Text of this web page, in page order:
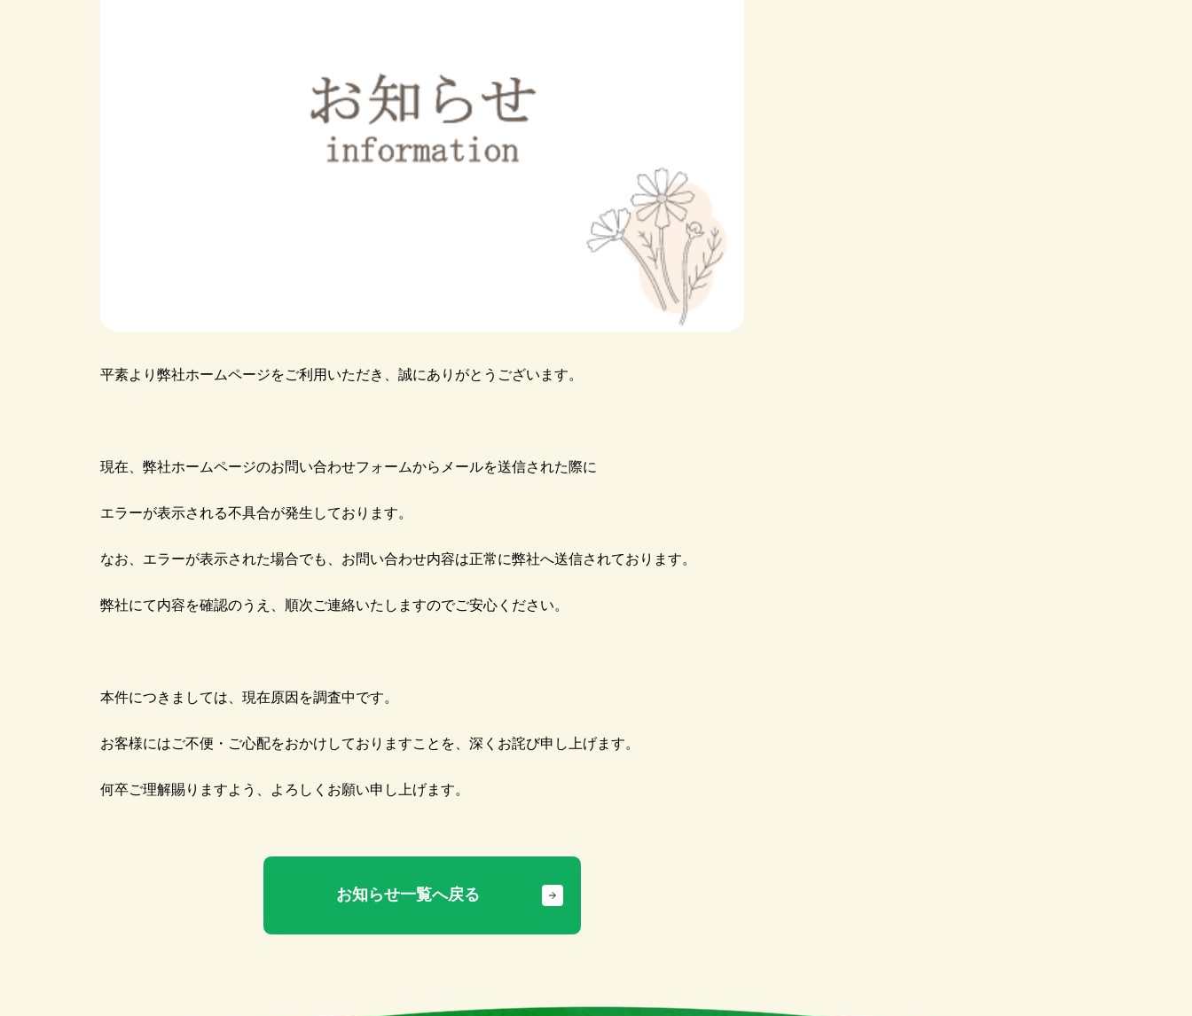
平素より弊社ホームページをご利用いただき、誠にありがとうございます。
現在、弊社ホームページのお問い合わせフォームからメールを送信された際に
エラーが表示される不具合が発生しております。
なお、エラーが表示された場合でも、お問い合わせ内容は正常に弊社へ送信されております。
弊社にて内容を確認のうえ、順次ご連絡いたしますのでご安心ください。
本件につきましては、現在原因を調査中です。
お客様にはご不便・ご心配をおかけしておりますことを、深くお詫び申し上げます。
何卒ご理解賜りますよう、よろしくお願い申し上げます。
お知らせ一覧へ戻る